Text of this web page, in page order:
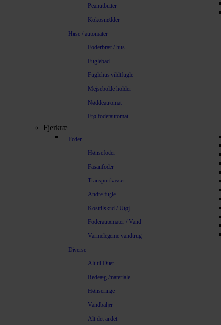
Peanutbutter
Kokosnødder
Huse / automater
Foderbræt / hus
Fuglebad
Fuglehus vildtfugle
Mejsebolde holder
Nøddeautomat
Frø foderautomat
Fjerkræ
Foder
Hønsefoder
Fasanfoder
Transportkasser
Andre fugle
Kosttilskud / Utøj
Foderautomater / Vand
Varmelegeme vandtrug
Diverse
Alt til Duer
Redeæg /materiale
Hønseringe
Vandbaljer
Alt det andet